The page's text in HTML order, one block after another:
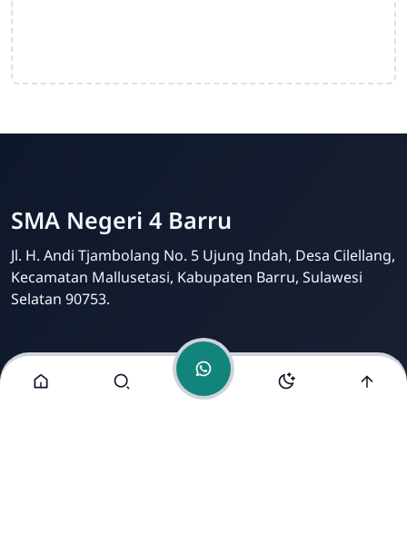
SMA Negeri 4 Barru
Jl. H. Andi Tjambolang No. 5 Ujung Indah, Desa Cilellang,
Kecamatan Mallusetasi, Kabupaten Barru, Sulawesi
Selatan 90753.
Menu Lainnya